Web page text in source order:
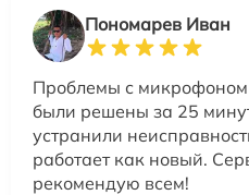
Пономарев Иван
Проблемы с
были решены за 25
устранили
работает как новый.
рекомендую всем!